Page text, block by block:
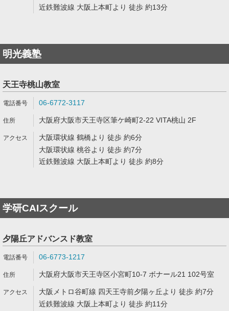
近鉄難波線 大阪上本町より 徒歩 約13分
明光義塾
天王寺桃山教室
06-6772-3117
大阪府大阪市天王寺区筆ケ崎町2-22 VITA桃山 2F
大阪環状線 鶴橋より 徒歩 約6分
大阪環状線 桃谷より 徒歩 約7分
近鉄難波線 大阪上本町より 徒歩 約8分
学研CAIスクール
夕陽丘アドバンスド教室
06-6773-1217
大阪府大阪市天王寺区小宮町10-7 ボナール21 102号室
大阪メトロ谷町線 四天王寺前夕陽ヶ丘より 徒歩 約7分
近鉄難波線 大阪上本町より 徒歩 約11分